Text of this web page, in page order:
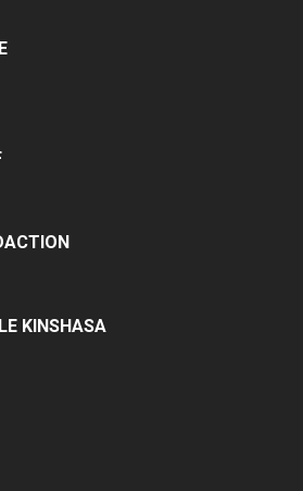
KINSHASA